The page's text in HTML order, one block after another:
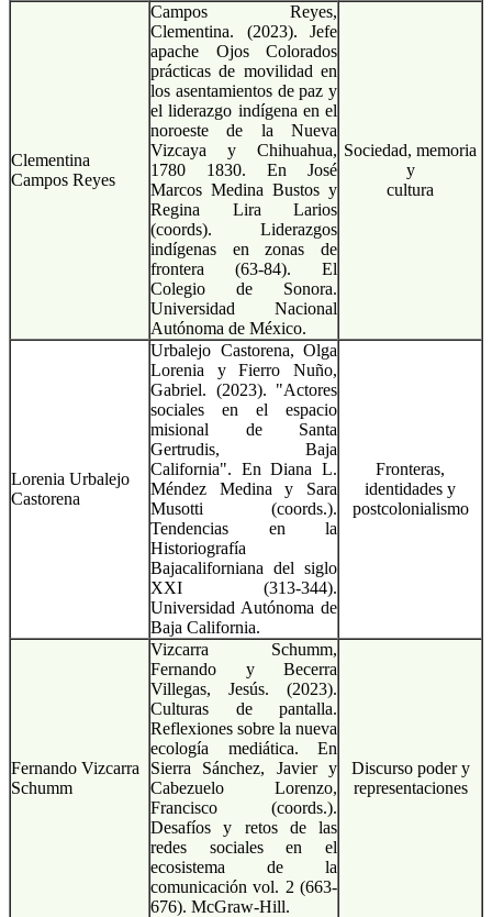
Clementina
Campos Reyes
Campos Reyes,
Clementina. (2023). Jefe
apache Ojos Colorados
prácticas de movilidad en
los asentamientos de paz y
el liderazgo indígena en el
noroeste de la Nueva
Vizcaya y Chihuahua,
1780 1830. En José
Marcos Medina Bustos y
Regina Lira Larios
(coords). Liderazgos
indígenas en zonas de
frontera (63-84). El
Colegio de Sonora.
Universidad Nacional
Autónoma de México.
Sociedad, memoria
y
cultura
Lorenia Urbalejo
Castorena
Urbalejo Castorena, Olga
Lorenia y Fierro Nuño,
Gabriel. (2023). "Actores
sociales en el espacio
misional de Santa
Gertrudis, Baja
California". En Diana L.
Méndez Medina y Sara
Musotti (coords.).
Tendencias en la
Historiografía
Bajacaliforniana del siglo
XXI (313-344).
Universidad Autónoma de
Baja California.
Fronteras,
identidades y
postcolonialismo
Fernando Vizcarra
Schumm
Vizcarra Schumm,
Fernando y Becerra
Villegas, Jesús. (2023).
Culturas de pantalla.
Reflexiones sobre la nueva
ecología mediática. En
Sierra Sánchez, Javier y
Cabezuelo Lorenzo,
Francisco (coords.).
Desafíos y retos de las
redes sociales en el
ecosistema de la
comunicación vol. 2 (663-
676). McGraw-Hill.
Discurso poder y
representaciones